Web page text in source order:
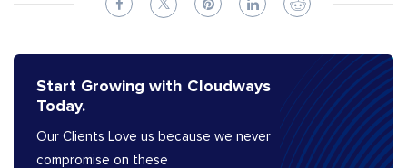
Start Growing with Cloudways
Today.
Our Clients Love us because we never
compromise on these